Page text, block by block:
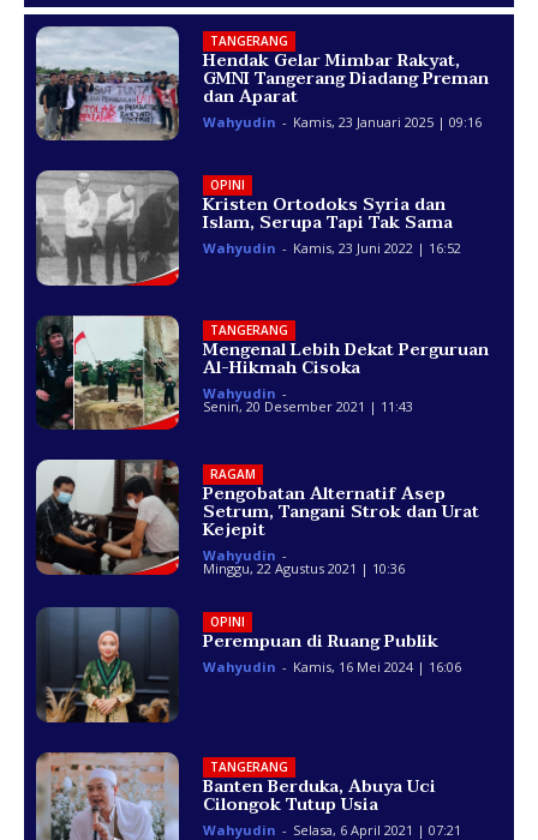
TANGERANG
Hendak Gelar Mimbar Rakyat,
GMNI Tangerang Diadang Preman
dan Aparat
Wahyudin - Kamis, 23 Januari 2025 | 09:16
OPINI
Kristen Ortodoks Syria dan
Islam, Serupa Tapi Tak Sama
Wahyudin - Kamis, 23 Juni 2022 | 16:52
TANGERANG
Mengenal Lebih Dekat Perguruan
Al-Hikmah Cisoka
Wahyudin -
Senin, 20 Desember 2021 | 11:43
RAGAM
Pengobatan Alternatif Asep
Setrum, Tangani Strok dan Urat
Kejepit
Wahyudin -
Minggu, 22 Agustus 2021 | 10:36
OPINI
Perempuan di Ruang Publik
Wahyudin - Kamis, 16 Mei 2024 | 16:06
TANGERANG
Banten Berduka, Abuya Uci
Cilongok Tutup Usia
Wahyudin - Selasa, 6 April 2021 | 07:21